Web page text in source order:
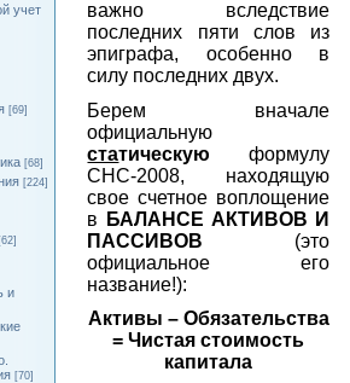
учет
[69]
[68]
[224]
[62]
и
[70]
важно вследствие
последних пяти слов из
эпиграфа, особенно в
силу последних двух.
Берем вначале
официальную
статическую формулу
СНС-2008, находящую
свое счетное воплощение
в
БАЛАНСЕ АКТИВОВ И
ПАССИВОВ (это
официальное его
название!):
Активы – Обязательства
= Чистая стоимость
капитала